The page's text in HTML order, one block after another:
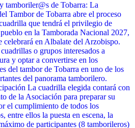
tamboriler@s de Tobarra: La
Tambor de Tobarra abre el proceso
que tendrá el privilegio de
en la Tamborada Nacional 2027,
celebrará en Albalate del Arzobispo.
o grupos interesados a
y optar a convertirse en los
del tambor de Tobarra en uno de los
del panorama tamborilero.
La cuadrilla elegida contará con
de la Asociación para preparar su
el cumplimiento de todos los
entre ellos la puesta en escena, la
de participantes (8 tamborileros)